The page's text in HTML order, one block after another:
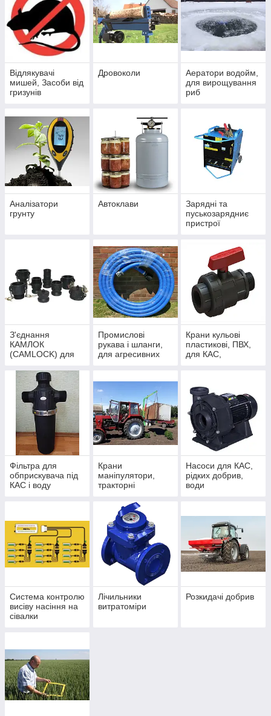
Відлякувачі
мишей, Засоби від
гризунів
Дровоколи
Аератори водойм,
для вирощування
риб
Аналізатори
грунту
Автоклави
Зарядні та
пуськозарядниє
пристрої
З'єднання
КАМЛОК
(CAMLOCK) для
(швидкороз'ємне
з'єднання)
Промислові
рукава і шланги,
для агресивних
Крани кульові
пластикові, ПВХ,
для КАС,
Фільтра для
обприскувача під
КАС і воду
Крани
маніпулятори,
тракторні
Насоси для КАС,
рідких добрив,
води
Система контролю
висіву насіння на
сівалки
Лічильники
витратоміри
Розкидачі добрив